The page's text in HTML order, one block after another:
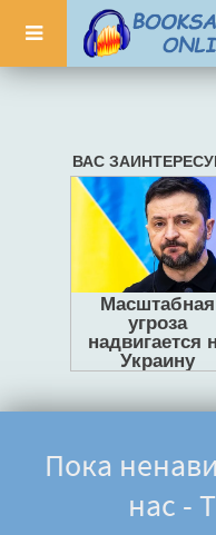
Пока
нас -